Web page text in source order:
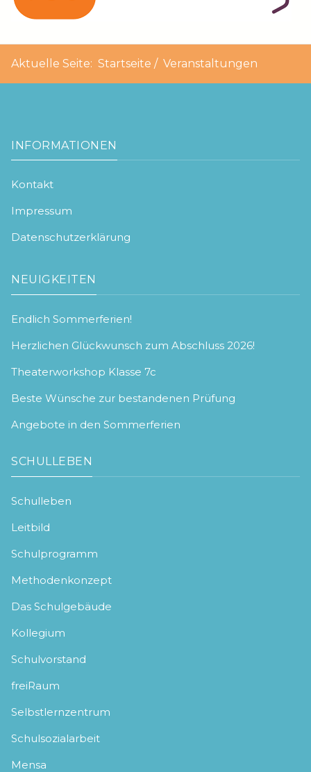
Aktuelle Seite: Startseite Veranstaltungen
INFORMATIONEN
Kontakt
Impressum
Datenschutzerklärung
NEUIGKEITEN
Endlich Sommerferien!
Herzlichen Glückwunsch zum Abschluss 2026!
Theaterworkshop Klasse 7c
Beste Wünsche zur bestandenen Prüfung
Angebote in den Sommerferien
SCHULLEBEN
Schulleben
Leitbild
Schulprogramm
Methodenkonzept
Das Schulgebäude
Kollegium
Schulvorstand
freiRaum
Selbstlernzentrum
Schulsozialarbeit
Mensa